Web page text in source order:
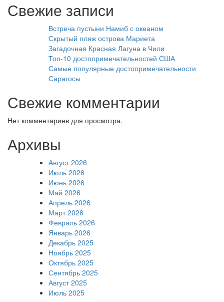
Свежие записи
Встреча пустыни Намиб с океаном
Скрытый пляж острова Мариета
Загадочная Красная Лагуна в Чили
Топ-10 достопримечательностей США
Самые популярные достопримечательности
Сарагосы
Свежие комментарии
Нет комментариев для просмотра.
Архивы
Август 2026
Июль 2026
Июнь 2026
Май 2026
Апрель 2026
Март 2026
Февраль 2026
Январь 2026
Декабрь 2025
Ноябрь 2025
Октябрь 2025
Сентябрь 2025
Август 2025
Июль 2025